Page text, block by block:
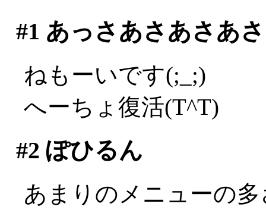
#1 あっさあさあさあ
ねもーいです(;_;)
へーちょ復活(T^T)
#2 ぽひるん
あまりのメニューの